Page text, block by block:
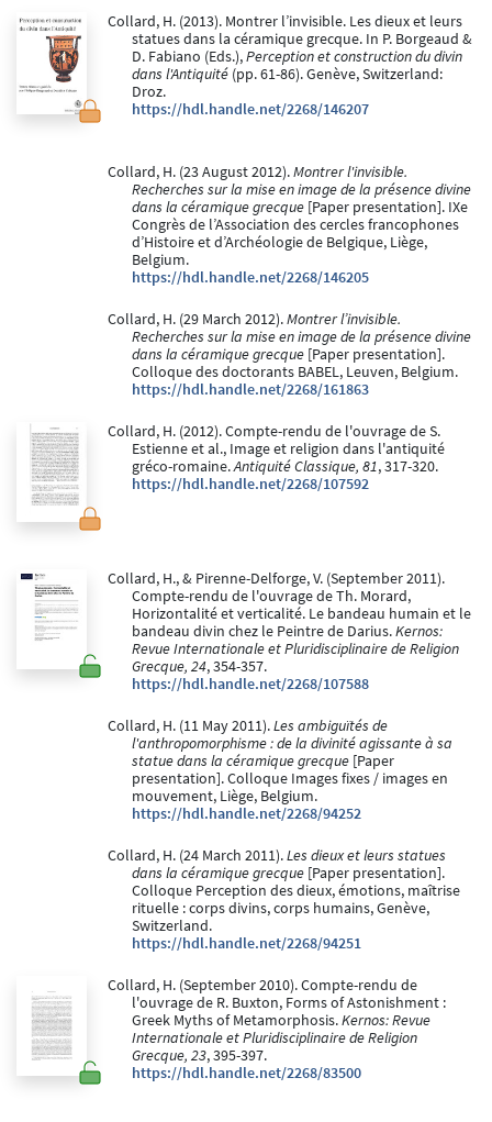
Collard, H. (2013). Montrer l’invisible. Les dieux et leurs
statues dans la céramique grecque. In P. Borgeaud &
D. Fabiano (Eds.),Perception et construction du divin
dans l'Antiquité (pp. 61-86). Genève, Switzerland:
Droz.
https://hdl.handle.net/2268/146207
Collard, H. (23 August 2012).Montrer l'invisible.
Recherches sur la mise en image de la présence divine
dans la céramique grecque [Paper presentation]. IXe
Congrès de l’Association des cercles francophones
d’Histoire et d’Archéologie de Belgique, Liège,
Belgium.
https://hdl.handle.net/2268/146205
Collard, H. (29 March 2012).Montrer l’invisible.
Recherches sur la mise en image de la présence divine
dans la céramique grecque [Paper presentation].
Colloque des doctorants BABEL, Leuven, Belgium.
https://hdl.handle.net/2268/161863
Collard, H. (2012). Compte-rendu de l'ouvrage de S.
Estienne et al., Image et religion dans l'antiquité
gréco-romaine.Antiquité Classique, 81, 317-320.
https://hdl.handle.net/2268/107592
Collard, H., & Pirenne-Delforge, V. (September 2011).
Compte-rendu de l'ouvrage de Th. Morard,
Horizontalité et verticalité. Le bandeau humain et le
bandeau divin chez le Peintre de Darius.Kernos:
Revue Internationale et Pluridisciplinaire de Religion
Grecque, 24, 354-357.
https://hdl.handle.net/2268/107588
Collard, H. (11 May 2011).Les ambiguïtés de
l'anthropomorphisme : de la divinité agissante à sa
statue dans la céramique grecque [Paper
presentation]. Colloque Images fixes / images en
mouvement, Liège, Belgium.
https://hdl.handle.net/2268/94252
Collard, H. (24 March 2011).Les dieux et leurs statues
dans la céramique grecque [Paper presentation].
Colloque Perception des dieux, émotions, maîtrise
rituelle : corps divins, corps humains, Genève,
Switzerland.
https://hdl.handle.net/2268/94251
Collard, H. (September 2010). Compte-rendu de
l'ouvrage de R. Buxton, Forms of Astonishment :
Greek Myths of Metamorphosis.Kernos: Revue
Internationale et Pluridisciplinaire de Religion
Grecque, 23, 395-397.
https://hdl.handle.net/2268/83500